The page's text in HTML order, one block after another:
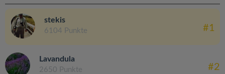
stekis
6104 Punkte #1
Lavandula
2650 Punkte #2